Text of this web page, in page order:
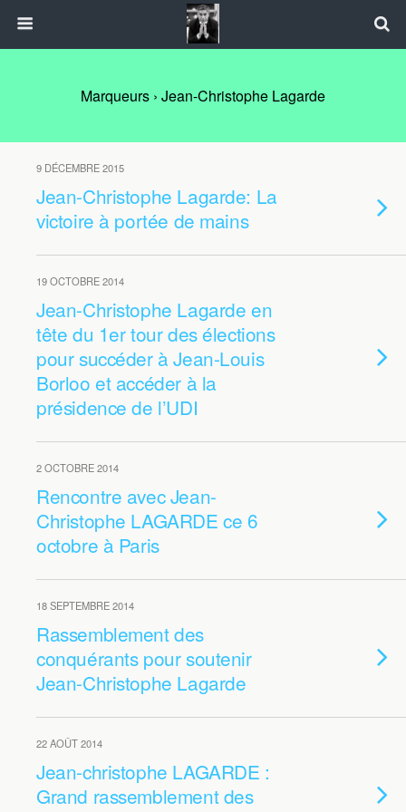
Marqueurs › Jean-Christophe Lagarde
9 DÉCEMBRE 2015
Jean-Christophe Lagarde: La
victoire à portée de mains
19 OCTOBRE 2014
Jean-Christophe Lagarde en
tête du 1er tour des élections
pour succéder à Jean-Louis
Borloo et accéder à la
présidence de l’UDI
2 OCTOBRE 2014
Rencontre avec Jean-
Christophe LAGARDE ce 6
octobre à Paris
18 SEPTEMBRE 2014
Rassemblement des
conquérants pour soutenir
Jean-Christophe Lagarde
22 AOÛT 2014
Jean-christophe LAGARDE :
Grand rassemblement des